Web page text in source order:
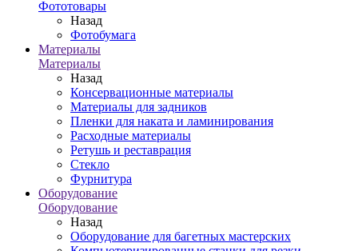
Фототовары
Назад
Фотобумага
Материалы
Материалы
Назад
Консервационные материалы
Материалы для задников
Пленки для наката и ламинирования
Расходные материалы
Ретушь и реставрация
Стекло
Фурнитура
Оборудование
Оборудование
Назад
Оборудование для багетных мастерских